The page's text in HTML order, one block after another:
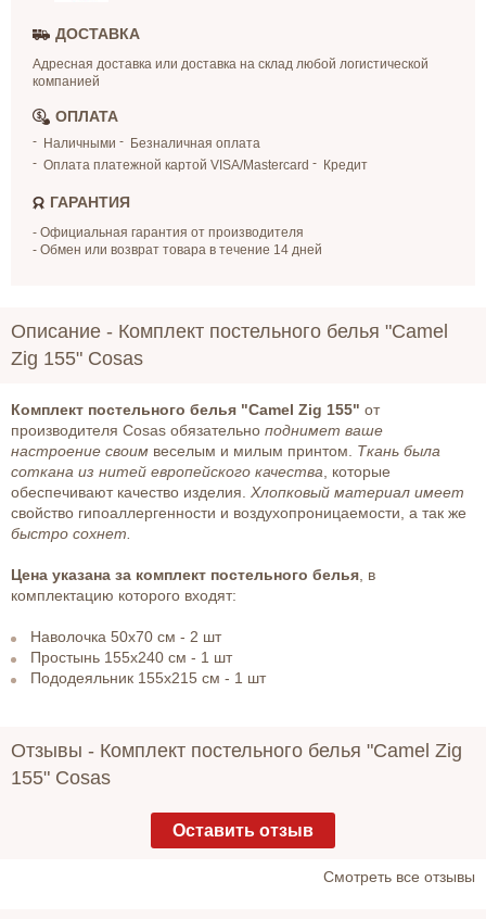
ДОСТАВКА
Адресная доставка или доставка на склад любой логистической
компанией
ОПЛАТА
Наличными
Безналичная оплата
Оплата платежной картой VISA/Mastercard
Кредит
ГАРАНТИЯ
- Официальная гарантия от производителя
- Обмен или возврат товара в течение 14 дней
Описание - Комплект постельного белья "Camel
Zig 155" Cosas
Комплект постельного белья "Camel Zig 155" от
производителя Cosas обязательно поднимет ваше
настроение своим веселым и милым принтом. Ткань была
соткана из нитей европейского качества, которые
обеспечивают качество изделия. Хлопковый материал имеет
свойство гипоаллергенности и воздухопроницаемости, а так же
быстро сохнет.
Цена указана за комплект постельного белья, в
комплектацию которого входят:
Наволочка 50х70 см - 2 шт
Простынь 155х240 см - 1 шт
Пододеяльник 155х215 см - 1 шт
Отзывы - Комплект постельного белья "Camel Zig
155" Cosas
Оставить отзыв
Cмотреть все отзывы